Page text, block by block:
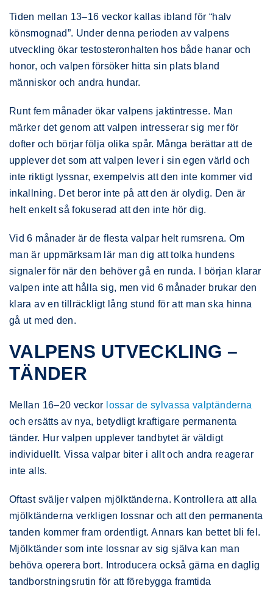
Tiden mellan 13–16 veckor kallas ibland för “halv
könsmognad”. Under denna perioden av valpens
utveckling ökar testosteronhalten hos både hanar och
honor, och valpen försöker hitta sin plats bland
människor och andra hundar.
Runt fem månader ökar valpens jaktintresse. Man
märker det genom att valpen intresserar sig mer för
dofter och börjar följa olika spår. Många berättar att de
upplever det som att valpen lever i sin egen värld och
inte riktigt lyssnar, exempelvis att den inte kommer vid
inkallning. Det beror inte på att den är olydig. Den är
helt enkelt så fokuserad att den inte hör dig.
Vid 6 månader är de flesta valpar helt rumsrena. Om
man är uppmärksam lär man dig att tolka hundens
signaler för när den behöver gå en runda. I början klarar
valpen inte att hålla sig, men vid 6 månader brukar den
klara av en tillräckligt lång stund för att man ska hinna
gå ut med den.
VALPENS UTVECKLING –
TÄNDER
Mellan 16–20 veckor lossar de sylvassa valptänderna
och ersätts av nya, betydligt kraftigare permanenta
tänder. Hur valpen upplever tandbytet är väldigt
individuellt. Vissa valpar biter i allt och andra reagerar
inte alls.
Oftast sväljer valpen mjölktänderna. Kontrollera att alla
mjölktänderna verkligen lossnar och att den permanenta
tanden kommer fram ordentligt. Annars kan bettet bli fel.
Mjölktänder som inte lossnar av sig själva kan man
behöva operera bort. Introducera också gärna en daglig
tandborstningsrutin för att förebygga framtida